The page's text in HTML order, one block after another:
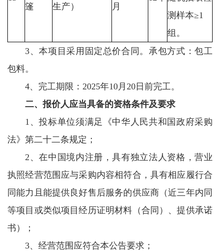
篷
生产）
月
测样本≥1
组。
3、本项目采用固定总价合同。承包方式：包工
包料。
4、完工期限：2025年10月20日前完工。
二、报价人应当具备的资格条件及要求
1、投标单位须满足《中华人民共和国政府采购
法》第二十二条规定；
2、在中国境内注册，具有独立法人资格，营业
执照经营范围应与采购内容相符合，具有相应履行合
同能力且能提供良好售后服务的供应商（近三年内同
等项目或类似项目经历证明材料（合同）、提供承诺
书）；
3、经营范围应符合本公告要求；